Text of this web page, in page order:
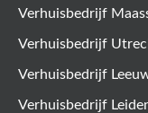
Verhuisbedrijf
Verhuisbedrijf
Verhuisbedrijf
Verhuisbedrijf